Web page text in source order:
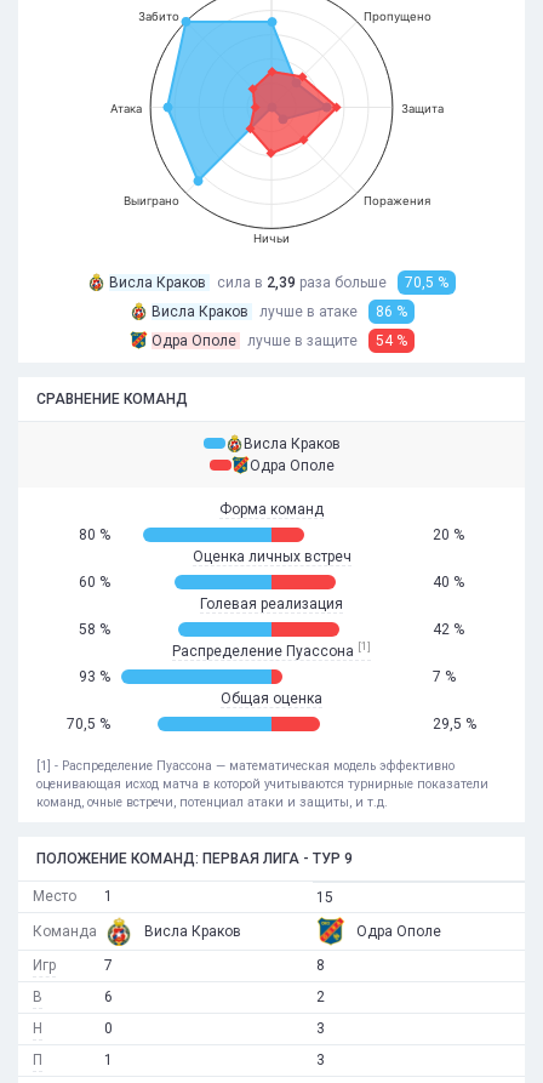
Пропущено
Защита
Поражения
Ничьи
Выиграно
Атака
Забито
Висла Краков сила в 2,39 раза больше
70,5 %
Висла Краков
лучше в атаке
86 %
Одра Ополе
лучше в защите 54 %
СРАВНЕНИЕ КОМАНД
Висла Краков
Одра Ополе
Форма команд
80 %
20 %
Оценка личных встреч
60 %
40 %
Голевая реализация
58 %
42 %
Распределение Пуассона [1]
93 %
7 %
Общая оценка
70,5 %
29,5 %
[1] - Распределение Пуассона — математическая модель эффективно
оценивающая исход матча в которой учитываются турнирные показатели
команд, очные встречи, потенциал атаки и защиты, и т.д.
ПОЛОЖЕНИЕ КОМАНД: ПЕРВАЯ ЛИГА - ТУР 9
Место
Команда
Игр
В
Н
П
1
Висла Краков
7
6
0
1
15
Одра Ополе
8
2
3
3